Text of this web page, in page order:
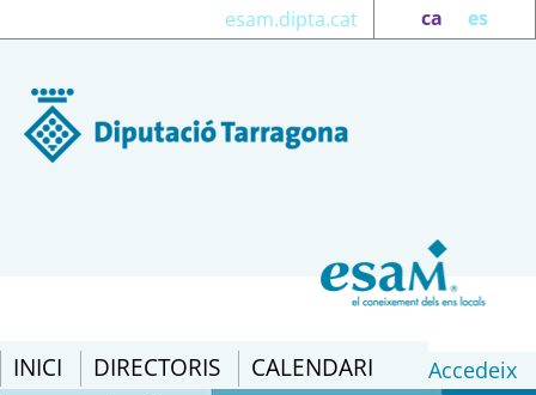
ca es
esam.dipta.cat
INICI DIRECTORIS
CALENDARI
Accedeix